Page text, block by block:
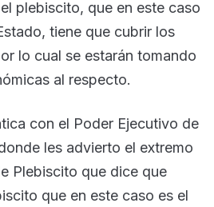
plebiscito, que en este caso
tiene que cubrir los
lo cual se estarán tomando
al respecto.
con el Poder Ejecutivo de
les advierto el extremo
Plebiscito que dice que
que en este caso es el